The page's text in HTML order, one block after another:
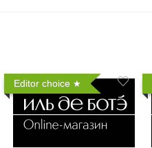
Editor choice